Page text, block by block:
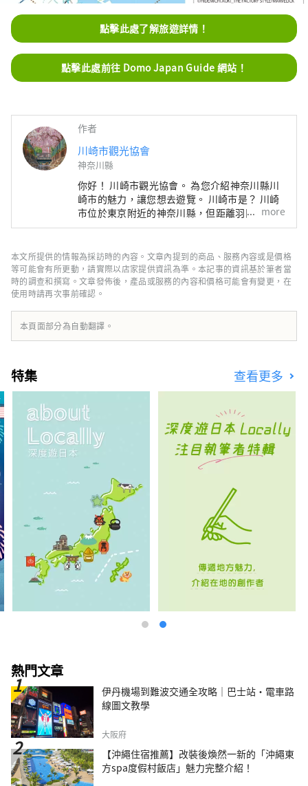
點擊此處了解旅遊詳情！
點擊此處前往 Domo Japan Guide 網站！
作者
川崎市觀光協會
神奈川縣
你好！ 川崎市觀光協會。 為您介紹神奈川縣川
崎市的魅力，讓您想去遊覽。 川崎市是？ 川崎
市位於東京附近的神奈川縣，但距離羽田機場僅
15 分鐘路程，距離東京主要車站僅幾分鐘路
154 萬的熱門通勤城鎮。雖然距離東京、橫濱較
近，但這裡卻是一座只有內行人知道的大都市，
這裡有匯集日本主要店舖的購物中心，也有當地
人聚集的繁華鬧區，可以體驗到真正的日本都市
生活。 這座城市以夜間工廠景觀而聞名，該景
觀誕生於支撐日本經濟快速增長的工業區，但它
博物館也很受歡迎。 我們會介紹一些受歡迎的
旅遊景點和活動。 ◇ 川崎市的工廠夜景 支撐日
本經濟高度成長時期的工業區。工廠每天24小
時運轉，晚上工作燈亮起，讓這裡變成鑲滿寶石
的奇幻世界。您可以搭乘巴士遊覽或遊船遊覽來
體驗這種「工廠夜景」。 ◇生田綠地 雖然它位
於距離東京僅幾分鐘路程的城市，但卻擁有壯觀
的自然風光，包括成排的水杉樹。在日本民居博
物館，您可以體驗25座被指定為文化財產的古
民居，可以體驗當地傳統的藍染工藝，還有一座
專門紀念人氣前衛藝術家岡本太郎的博物館。春
天還可以欣賞櫻花。 ◇川崎市藤子·F·不二雄
博物館 館內展示著深受世界各地、尤其是亞洲
地區喜愛的漫畫《多啦 A 夢》的作者藤子·F·
不二雄的原畫以及藤子·F·不二雄曾經使用過
的桌子。設施內還設有真人大小的商品，並允許
世界中。 ◇ 川崎山王節 這是川崎地區最大的節
日，每年八月在稻毛神社舉行，亮點是大型神轎
more
本文所提供的情報為採訪時的內容。文章內提到的商品、服務內容或是價格
等可能會有所更動，請實際以店家提供資訊為準。本記事的資訊基於筆者當
時的調查和撰寫。文章發佈後，產品或服務的內容和價格可能會有變更，在
使用時請再次事前確認。
本頁面部分為自動翻譯。
特集 查看更多
熱門文章
伊丹機場到難波交通全攻略｜巴士站・電車路
線圖文教學
大阪府
【沖繩住宿推薦】改裝後煥然一新的「沖繩東
方spa度假村飯店」魅力完整介紹！